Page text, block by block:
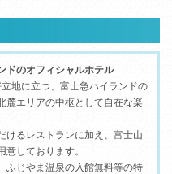
ドのオフィシャルホテル
地に立つ、富士急ハイランドの
麓エリアの中枢として自在な楽
けるレストランに加え、富士山
しております。
ふじやま温泉の入館無料等の特